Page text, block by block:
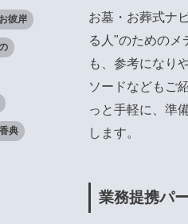
お彼岸
香典
お墓・お葬式ナ
る人"のためのメ
も、参考になり
ソードなどもご
っと手軽に、準
します。
業務提携パ